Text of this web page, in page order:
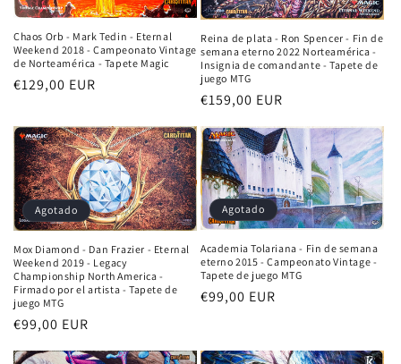
Chaos Orb - Mark Tedin - Eternal
Weekend 2018 - Campeonato Vintage
de Norteamérica - Tapete Magic
Precio
€129,00 EUR
Reina de plata - Ron Spencer - Fin de
semana eterno 2022 Norteamérica -
Insignia de comandante - Tapete de
juego MTG
Precio
€159,00 EUR
Agotado
Mox Diamond - Dan Frazier - Eternal
Weekend 2019 - Legacy
Championship North America -
Firmado por el artista - Tapete de
juego MTG
Precio
€99,00 EUR
Agotado
Academia Tolariana - Fin de semana
eterno 2015 - Campeonato Vintage -
Tapete de juego MTG
Precio
€99,00 EUR